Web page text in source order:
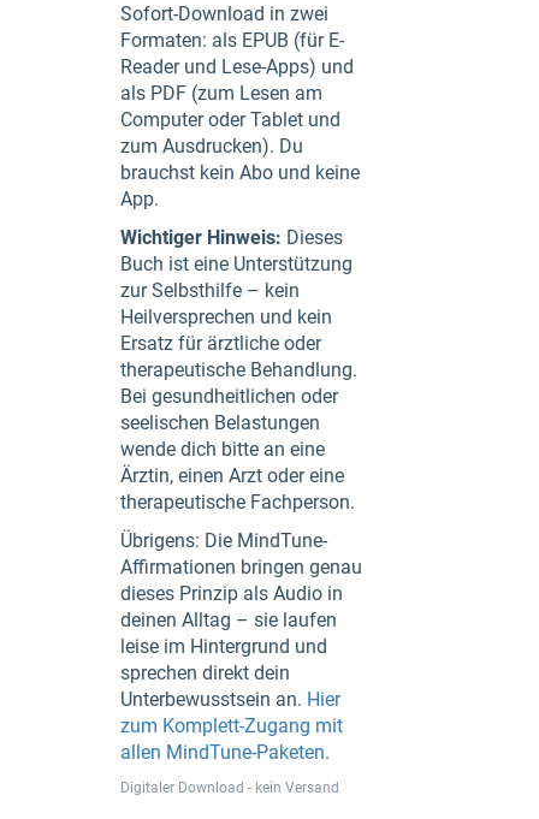
Sofort-Download in zwei
Formaten: als EPUB (für E-
Reader und Lese-Apps) und
als PDF (zum Lesen am
Computer oder Tablet und
zum Ausdrucken). Du
brauchst kein Abo und keine
App.
Wichtiger Hinweis: Dieses
Buch ist eine Unterstützung
zur Selbsthilfe – kein
Heilversprechen und kein
Ersatz für ärztliche oder
therapeutische Behandlung.
Bei gesundheitlichen oder
seelischen Belastungen
wende dich bitte an eine
Ärztin, einen Arzt oder eine
therapeutische Fachperson.
Übrigens: Die MindTune-
Affirmationen bringen genau
dieses Prinzip als Audio in
deinen Alltag – sie laufen
leise im Hintergrund und
sprechen direkt dein
Unterbewusstsein an. Hier
zum Komplett-Zugang mit
allen MindTune-Paketen.
Digitaler Download - kein Versand